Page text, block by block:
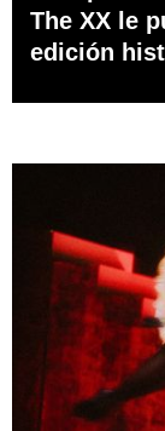
The XX le
edición